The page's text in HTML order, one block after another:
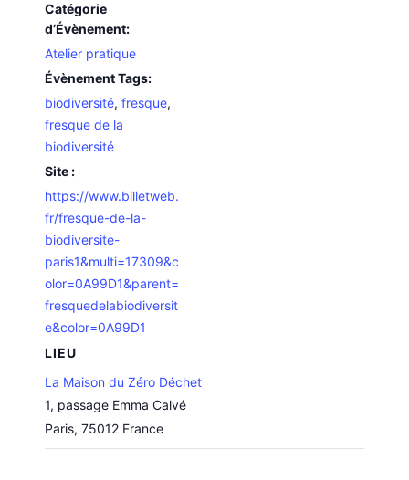
Catégorie
d’Évènement:
Atelier pratique
Évènement Tags:
biodiversité,fresque,
fresque de la
biodiversité
Site :
https://www.billetweb.
fr/fresque-de-la-
biodiversite-
paris1&multi=17309&c
olor=0A99D1&parent=
fresquedelabiodiversit
e&color=0A99D1
LIEU
La Maison du Zéro Déchet
1, passage Emma Calvé
Paris, 75012 France